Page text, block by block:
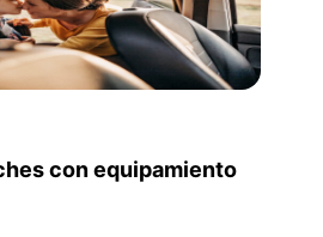
con equipamiento